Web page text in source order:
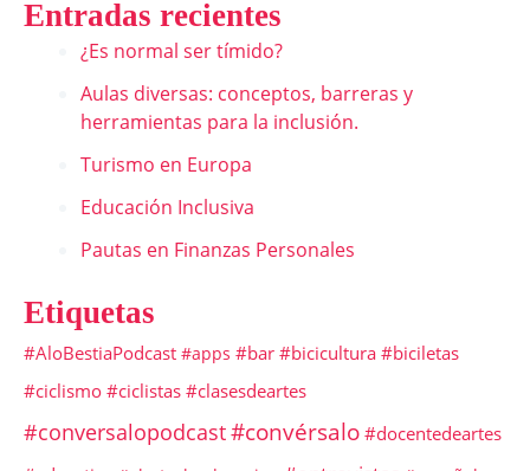
Entradas recientes
¿Es normal ser tímido?
Aulas diversas: conceptos, barreras y
herramientas para la inclusión.
Turismo en Europa
Educación Inclusiva
Pautas en Finanzas Personales
Etiquetas
#AloBestiaPodcast #apps #bar #bicicultura #biciletas
#ciclismo #ciclistas #clasesdeartes
#conversalopodcast#convérsalo #docentedeartes